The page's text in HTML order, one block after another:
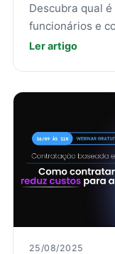
Descubra qual
funcionários e
Ler artigo
25/08/2025